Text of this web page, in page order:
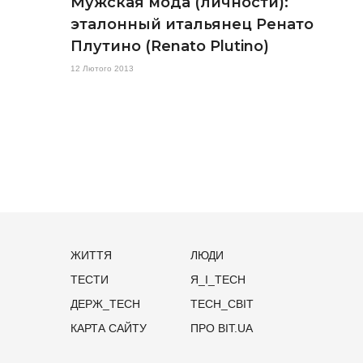
эталонный итальянец Ренато
Плутино (Renato Plutino)
12 Лютого 2013
ЖИТТЯ
ЛЮДИ
ТЕСТИ
Я_І_TECH
ДЕРЖ_TECH
TECH_СВІТ
КАРТА САЙТУ
ПРО BIT.UA